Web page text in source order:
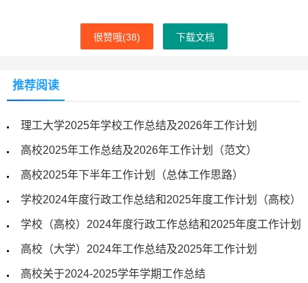
很赞哦(38) 下载文档
推荐阅读
理工大学2025年学校工作总结及2026年工作计划
高校2025年工作总结及2026年工作计划（范文）
高校2025年下半年工作计划（总体工作思路）
学校2024年度行政工作总结和2025年度工作计划（高校）
学校（高校）2024年度行政工作总结和2025年度工作计划
高校（大学）2024年工作总结及2025年工作计划
高校关于2024-2025学年学期工作总结